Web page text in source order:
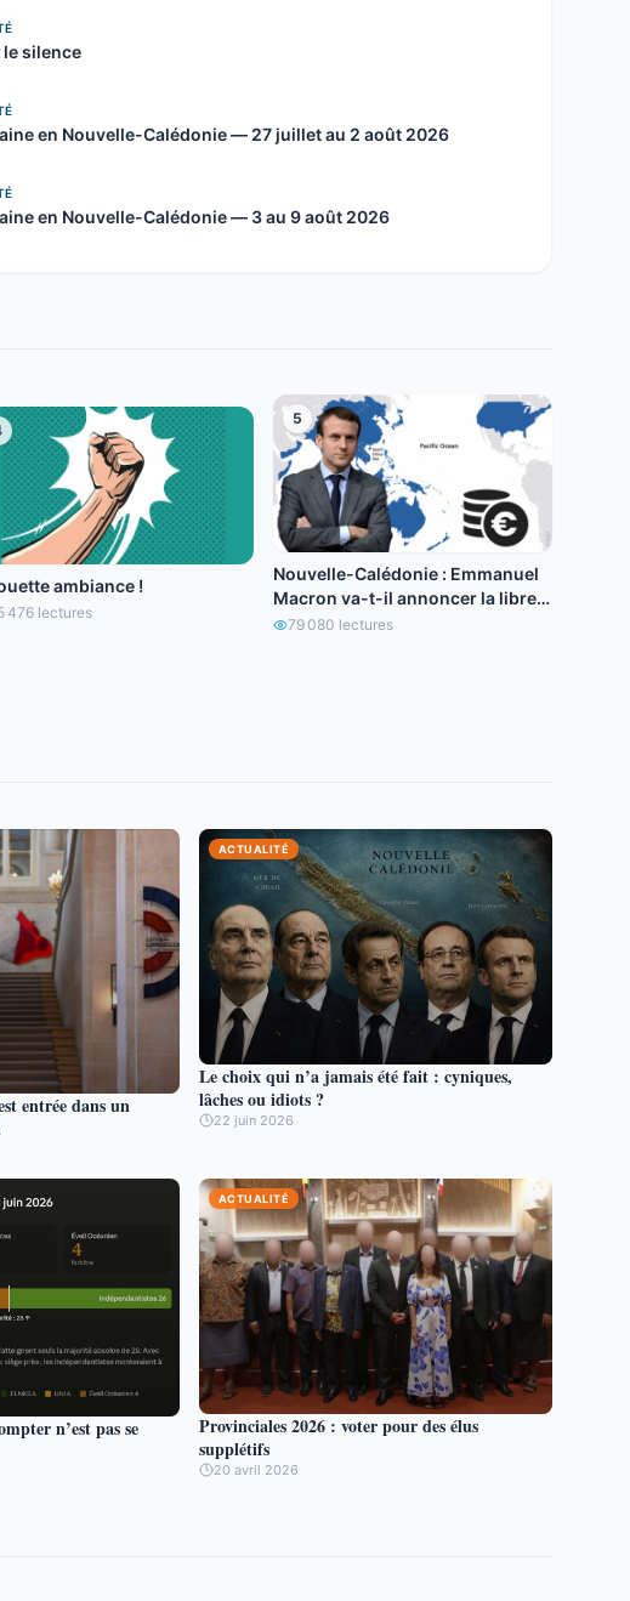
silence
en Nouvelle-Calédonie — 27 juillet au 2 août 2026
en Nouvelle-Calédonie — 3 au 9 août 2026
ambiance !
476 lectures
5
Nouvelle-Calédonie : Emmanuel
Macron va-t-il annoncer la libre
circulation de l’euro ?
79 080 lectures
entrée dans un
ACTUALITÉ
Le choix qui n’a jamais été fait : cyniques,
lâches ou idiots ?
22 juin 2026
n’est pas se
ACTUALITÉ
Provinciales 2026 : voter pour des élus
supplétifs
20 avril 2026